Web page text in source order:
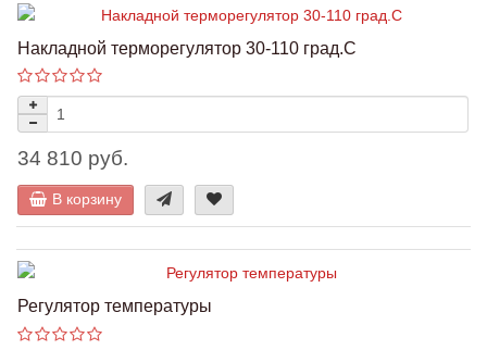
Накладной терморегулятор 30-110 град.C
34 810 руб.
В корзину
Регулятор температуры